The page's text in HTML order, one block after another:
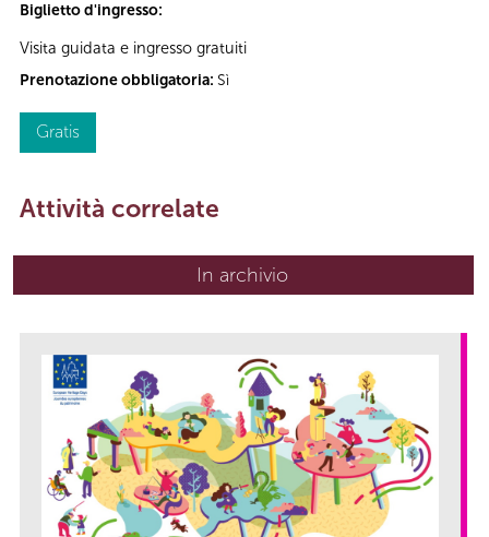
Biglietto d'ingresso:
Visita guidata e ingresso gratuiti
Prenotazione obbligatoria: Sì
Gratis
Attività correlate
In archivio